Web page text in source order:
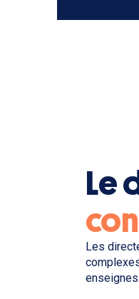
Le
Les
enseignes.